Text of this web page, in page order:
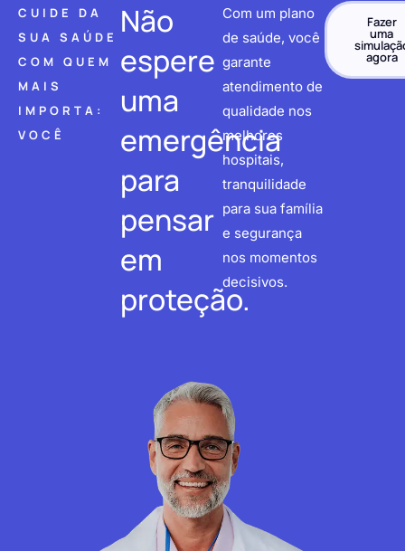
CUIDE DA
SUA SAÚDE
COM QUEM
MAIS
IMPORTA:
VOCÊ
Não
espere
uma
emergência
para
pensar
em
proteção.
Com um plano
de saúde, você
garante
atendimento de
qualidade nos
melhores
hospitais,
tranquilidade
para sua família
e segurança
nos momentos
decisivos.
Fazer
uma
agora